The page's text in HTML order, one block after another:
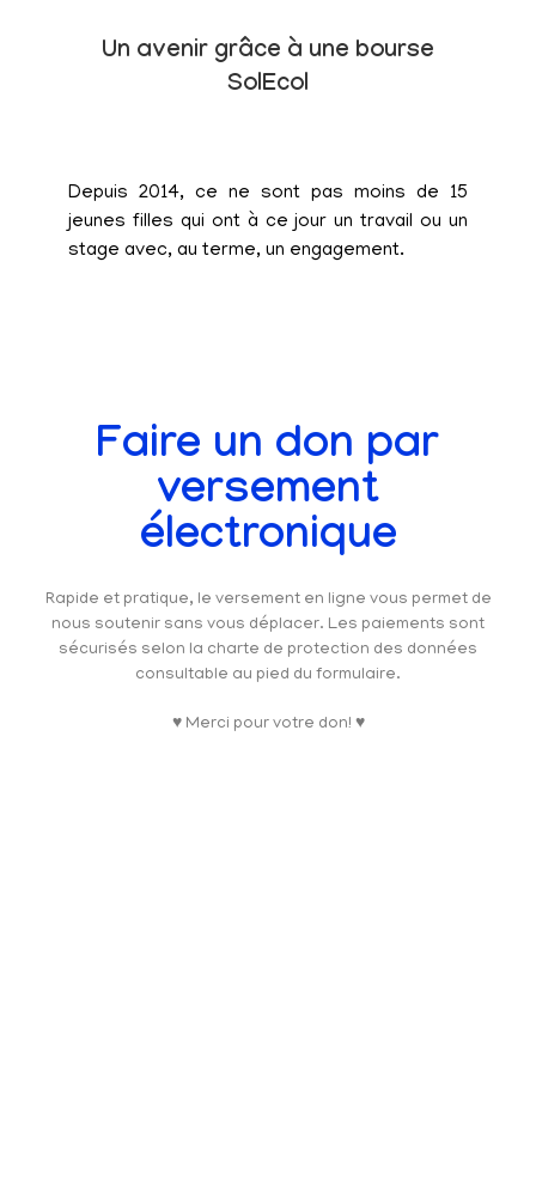
Un avenir grâce à une bourse
SolEcol
Depuis 2014, ce ne sont pas moins de 15
jeunes filles qui ont à ce jour un travail ou un
stage avec, au terme, un engagement.
Faire un don par
versement
électronique
Rapide et pratique, le versement en ligne vous permet de
nous soutenir sans vous déplacer. Les paiements sont
sécurisés selon la charte de protection des données
consultable au pied du formulaire.
♥ Merci pour votre don! ♥